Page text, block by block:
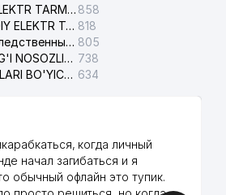
YUNUSOBOD ELEKTR TARMOG'I NOSOZLIKLARI XIZMATI 858
NAVOIY HUDUDIY ELEKTR TARMOQLARI KORXONASI AJ 818
Ташкентский следственный изолятор 805
ELEKTRTARMOG'I NOSOZLIKLARINI TO'ZATISH SERGELI XIZMATI 738
FUQAROLIK ISHLARI BO'YICHA UCH-TEPA TUMANI SUDI 634
когда личный
начал загибаться и я
обычный офлайн это тупик.